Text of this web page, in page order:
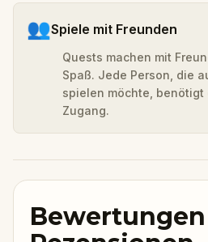
👥Spiele mit Freunden
Quests machen mit
Spaß. Jede Person, die
spielen möchte, benötigt
Zugang.